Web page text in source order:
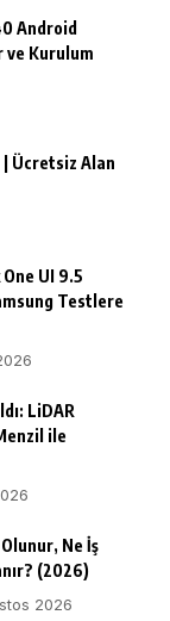
Android
ve Kurulum
| Ücretsiz Alan
UI 9.5
Testlere
LiDAR
ile
Ne İş
(2026)
2026